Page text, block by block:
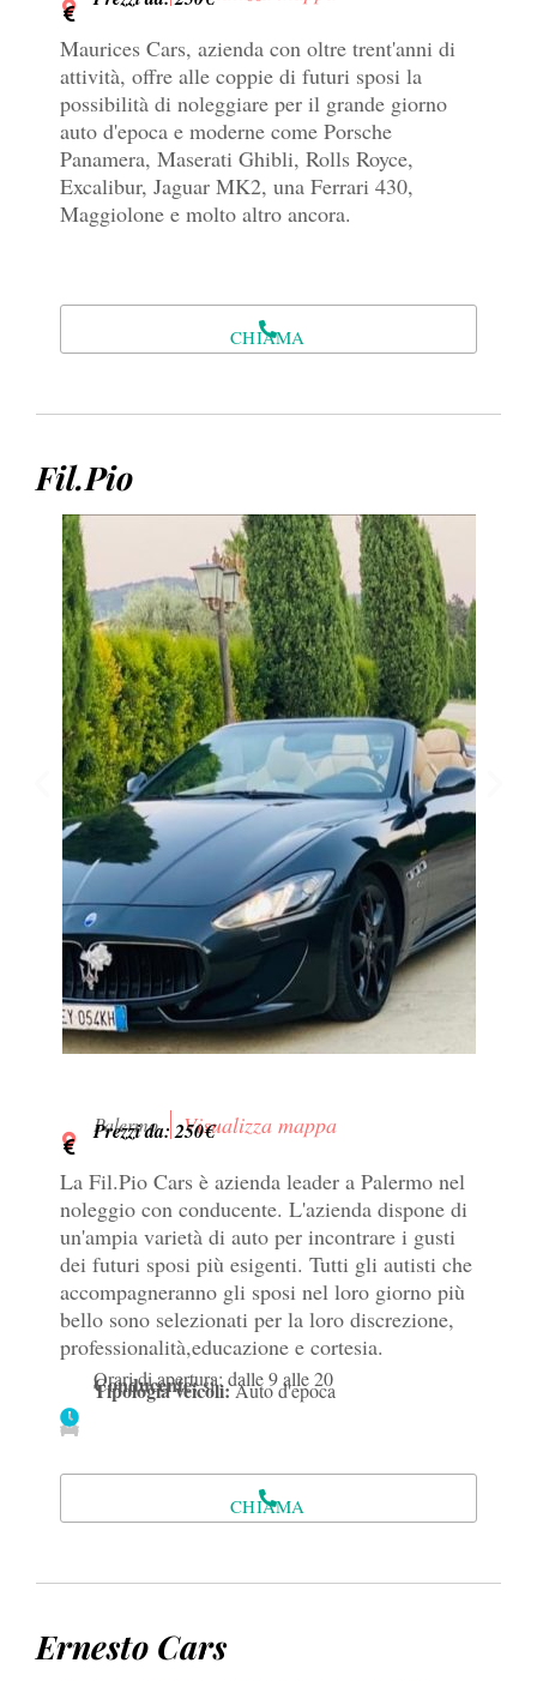
Maurices Cars, azienda con oltre trent'anni di
attività, offre alle coppie di futuri sposi la
possibilità di noleggiare per il grande giorno
auto d'epoca e moderne come Porsche
Panamera, Maserati Ghibli, Rolls Royce,
Excalibur, Jaguar MK2, una Ferrari 430,
Maggiolone e molto altro ancora.
CHIAMA
Fil.Pio
Palermo Visualizza mappa
Prezzi da: 250€
La Fil.Pio Cars è azienda leader a Palermo nel
noleggio con conducente. L'azienda dispone di
un'ampia varietà di auto per incontrare i gusti
dei futuri sposi più esigenti. Tutti gli autisti che
accompagneranno gli sposi nel loro giorno più
bello sono selezionati per la loro discrezione,
professionalità,educazione e cortesia.
Conducente:si
Tipologia veicoli:Auto d'epoca
Orari di apertura: dalle 9 alle 20
CHIAMA
Ernesto Cars